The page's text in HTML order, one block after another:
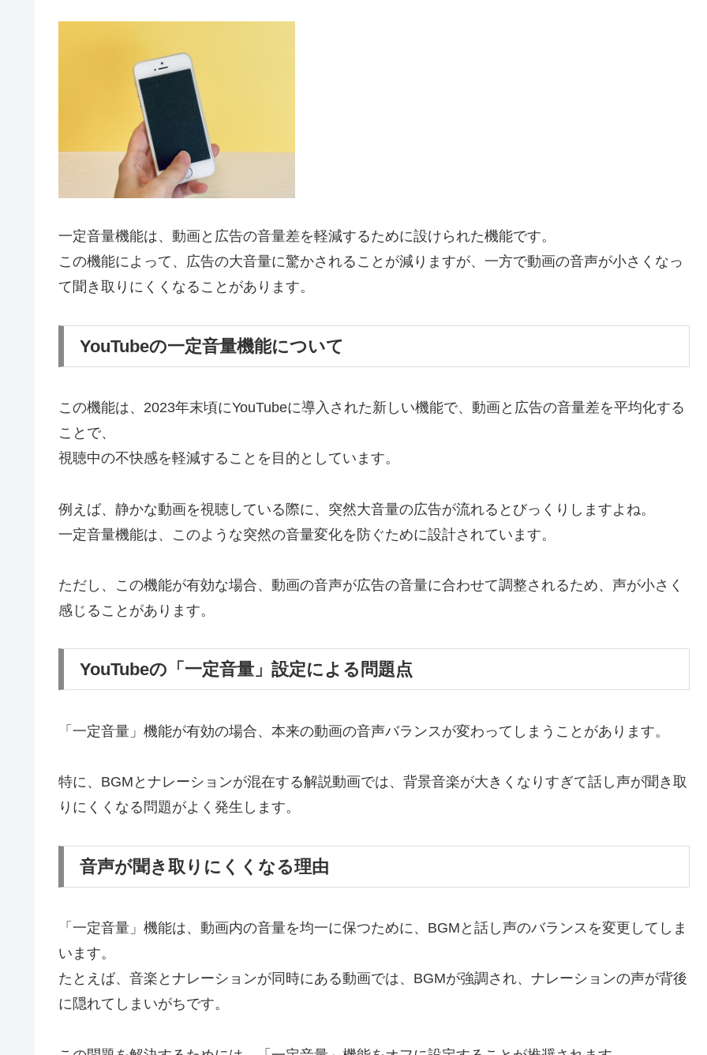
一定音量機能は、動画と広告の音量差を軽減するために設けられた機能です。
この機能によって、広告の大音量に驚かされることが減りますが、一方で動画の音声が小さくなっ
て聞き取りにくくなることがあります。
YouTubeの一定音量機能について
この機能は、2023年末頃にYouTubeに導入された新しい機能で、動画と広告の音量差を平均化する
ことで、
視聴中の不快感を軽減することを目的としています。
例えば、静かな動画を視聴している際に、突然大音量の広告が流れるとびっくりしますよね。
一定音量機能は、このような突然の音量変化を防ぐために設計されています。
ただし、この機能が有効な場合、動画の音声が広告の音量に合わせて調整されるため、声が小さく
感じることがあります。
YouTubeの「一定音量」設定による問題点
「一定音量」機能が有効の場合、本来の動画の音声バランスが変わってしまうことがあります。
特に、BGMとナレーションが混在する解説動画では、背景音楽が大きくなりすぎて話し声が聞き取
りにくくなる問題がよく発生します。
音声が聞き取りにくくなる理由
「一定音量」機能は、動画内の音量を均一に保つために、BGMと話し声のバランスを変更してしま
います。
たとえば、音楽とナレーションが同時にある動画では、BGMが強調され、ナレーションの声が背後
に隠れてしまいがちです。